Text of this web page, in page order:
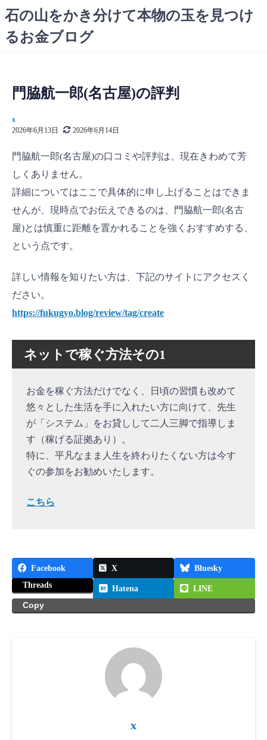
コ
ン
テ
石の山をかき分けて本物の玉を見つけ
るお金ブログ
門脇航一郎(名古屋)の評判
x
2026年6月13日
2026年6月14日
門脇航一郎(名古屋)の口コミや評判は、現在きわめて芳
しくありません。
詳細についてはここで具体的に申し上げることはできま
せんが、現時点でお伝えできるのは、門脇航一郎(名古
屋)とは慎重に距離を置かれることを強くおすすめする、
という点です。
詳しい情報を知りたい方は、下記のサイトにアクセスく
ださい。
https://fukugyo.blog/review/tag/create
ネットで稼ぐ方法その1
お金を稼ぐ方法だけでなく、日頃の習慣も改めて
悠々とした生活を手に入れたい方に向けて、先生
が「システム」をお貸しして二人三脚で指導しま
す（稼げる証拠あり）。
特に、平凡なまま人生を終わりたくない方は今す
ぐの参加をお勧めいたします。
こちら
Facebook X
Bluesky
Threads
Hatena
LINE
Copy
x